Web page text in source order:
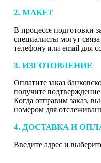
2. МАКЕТ
В процессе подготовки
специалисты могут
телефону или email для
3. ИЗГОТОВЛЕНИЕ
Оплатите заказ
получите
Когда отправим заказ,
номером для
4. ДОСТАВКА И
Введите адрес и